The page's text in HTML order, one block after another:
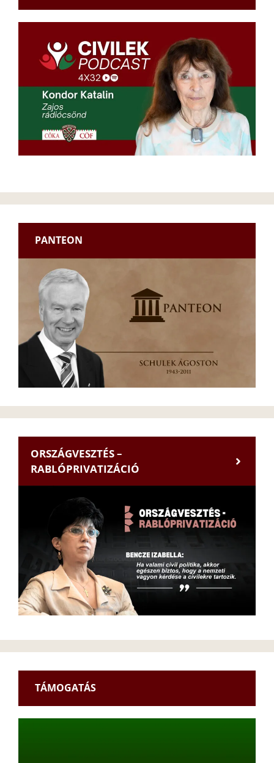
PANTEON
ORSZÁGVESZTÉS –
RABLÓPRIVATIZÁCIÓ
TÁMOGATÁS